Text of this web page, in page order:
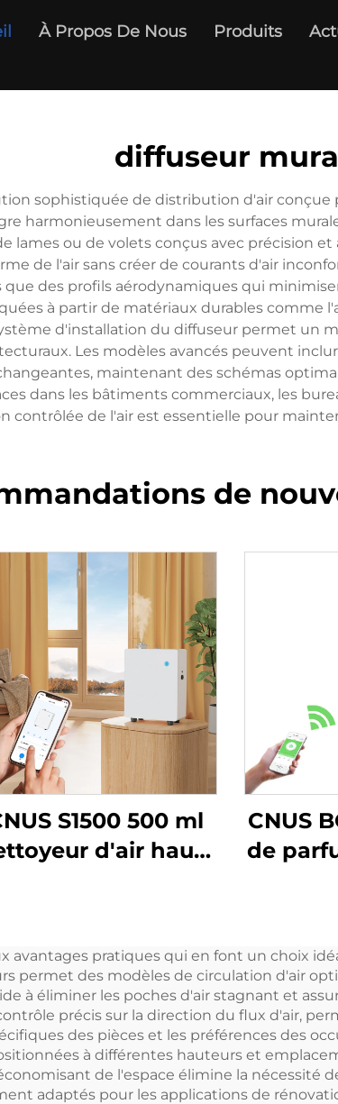
À Propos De Nous Produits
diffuseur
sophistiquée de distribution d'air
harmonieusement dans les surfaces
lames ou de volets conçus avec précision
de l'air sans créer de courants d'air
des profils aérodynamiques qui
à partir de matériaux durables comme
d'installation du diffuseur permet un
Les modèles avancés peuvent
maintenant des schémas
dans les bâtiments commerciaux, les
contrôlée de l'air est essentielle pour
de
S1500 500 ml
d'air haute
Parfums
d'air
de parfum
d'air
CNUS
de
pour
avantages pratiques qui en font un choix
permet des modèles de circulation d'air
à éliminer les poches d'air stagnant et
précis sur la direction du flux d'air,
des pièces et les préférences des
à différentes hauteurs et
de l'espace élimine la
adaptés pour les applications de